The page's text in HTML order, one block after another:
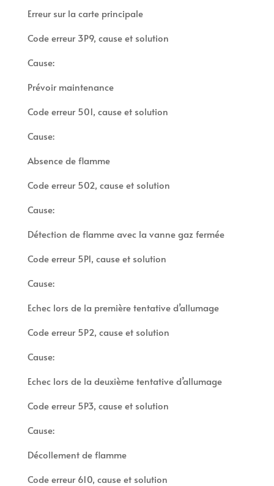
Erreur sur la carte principale
Code erreur 3P9, cause et solution
Cause:
Prévoir maintenance
Code erreur 501, cause et solution
Cause:
Absence de flamme
Code erreur 502, cause et solution
Cause:
Détection de flamme avec la vanne gaz fermée
Code erreur 5P1, cause et solution
Cause:
Echec lors de la première tentative d’allumage
Code erreur 5P2, cause et solution
Cause:
Echec lors de la deuxième tentative d’allumage
Code erreur 5P3, cause et solution
Cause:
Décollement de flamme
Code erreur 610, cause et solution